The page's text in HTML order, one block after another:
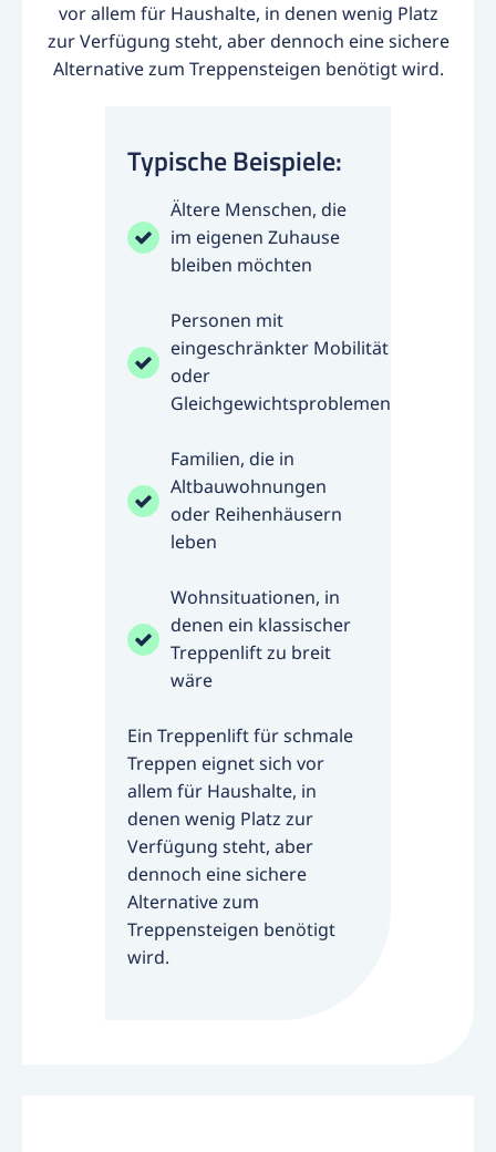
vor allem für Haushalte, in denen wenig Platz
zur Verfügung steht, aber dennoch eine sichere
Alternative zum Treppensteigen benötigt wird.
Typische Beispiele:
Ältere Menschen, die
im eigenen Zuhause
bleiben möchten
Personen mit
eingeschränkter Mobilität
oder
Gleichgewichtsproblemen
Familien, die in
Altbauwohnungen
oder Reihenhäusern
leben
Wohnsituationen, in
denen ein klassischer
Treppenlift zu breit
wäre
Ein Treppenlift für schmale
Treppen eignet sich vor
allem für Haushalte, in
denen wenig Platz zur
Verfügung steht, aber
dennoch eine sichere
Alternative zum
Treppensteigen benötigt
wird.